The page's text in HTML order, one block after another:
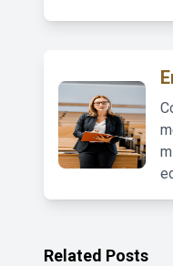
Related Posts